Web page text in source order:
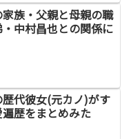
族・父親と母親の職
中村昌也との関係に
代彼女(元カノ)がす
歴をまとめみた